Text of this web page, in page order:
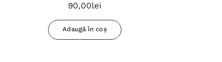
90,00lei
Adaugă în coș